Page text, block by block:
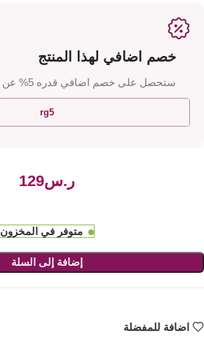
خصم اضافي لهذا المنتج
ستحصل على خصم اضافي قدره 5% عن استخدامك للكود
rg5
ر.س
متوفر في المخزون
إضافة إلى السلة
اضافة للمفضلة